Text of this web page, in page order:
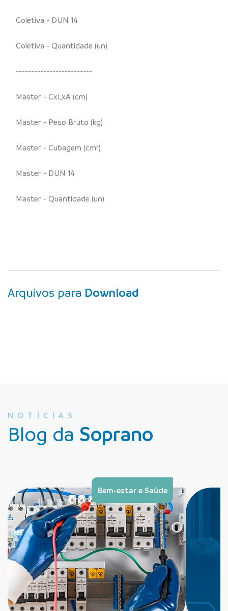
Coletiva - DUN 14
Coletiva - Quantidade (un)
-------------------------
Master - CxLxA (cm)
Master - Peso Bruto (kg)
Master - Cubagem (cm³)
Master - DUN 14
Master - Quantidade (un)
Arquivos para Download
NOTÍCIAS
Blog da Soprano
Bem-estar e Saúde